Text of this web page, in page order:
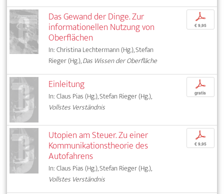
Das Gewand der Dinge. Zur
informationellen Nutzung von
Oberflächen
In: Christina Lechtermann (Hg.), Stefan
Rieger (Hg.),Das Wissen der Oberfläche
p
€ 9,95
Einleitung
In: Claus Pias (Hg.), Stefan Rieger (Hg.),
Vollstes Verständnis
p
gratis
Utopien am Steuer. Zu einer
Kommunikationstheorie des
Autofahrens
In: Claus Pias (Hg.), Stefan Rieger (Hg.),
Vollstes Verständnis
p
€ 9,95